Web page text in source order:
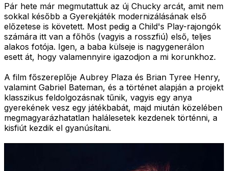
Pár hete már megmutattuk az új Chucky arcát, amit nem
sokkal később a Gyerekjáték modernizálásának első
előzetese is követett. Most pedig a Child's Play-rajongók
számára itt van a főhős (vagyis a rosszfiú) első, teljes
alakos fotója. Igen, a baba külseje is nagygenerálon
esett át, hogy valamennyire igazodjon a mi korunkhoz.
A film főszereplője Aubrey Plaza és Brian Tyree Henry,
valamint Gabriel Bateman, és a történet alapján a projekt
klasszikus feldolgozásnak tűnik, vagyis egy anya
gyerekének vesz egy játékbabát, majd miután közelében
megmagyarázhatatlan halálesetek kezdenek történni, a
kisfiút kezdik el gyanúsítani.